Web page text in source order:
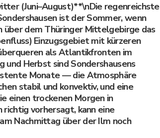
(Juni–August)**\nDie regenreichste
ist der Sommer, wenn
dem Thüringer Mittelgebirge das
Einzugsgebiet mit kürzeren
als Atlantikfronten im
und Herbst sind Sondershausens
Monate — die Atmosphäre
stabil und konvektiv, und eine
einen trockenen Morgen in
richtig vorhersagt, kann eine
Nachmittag über der Ilm noch